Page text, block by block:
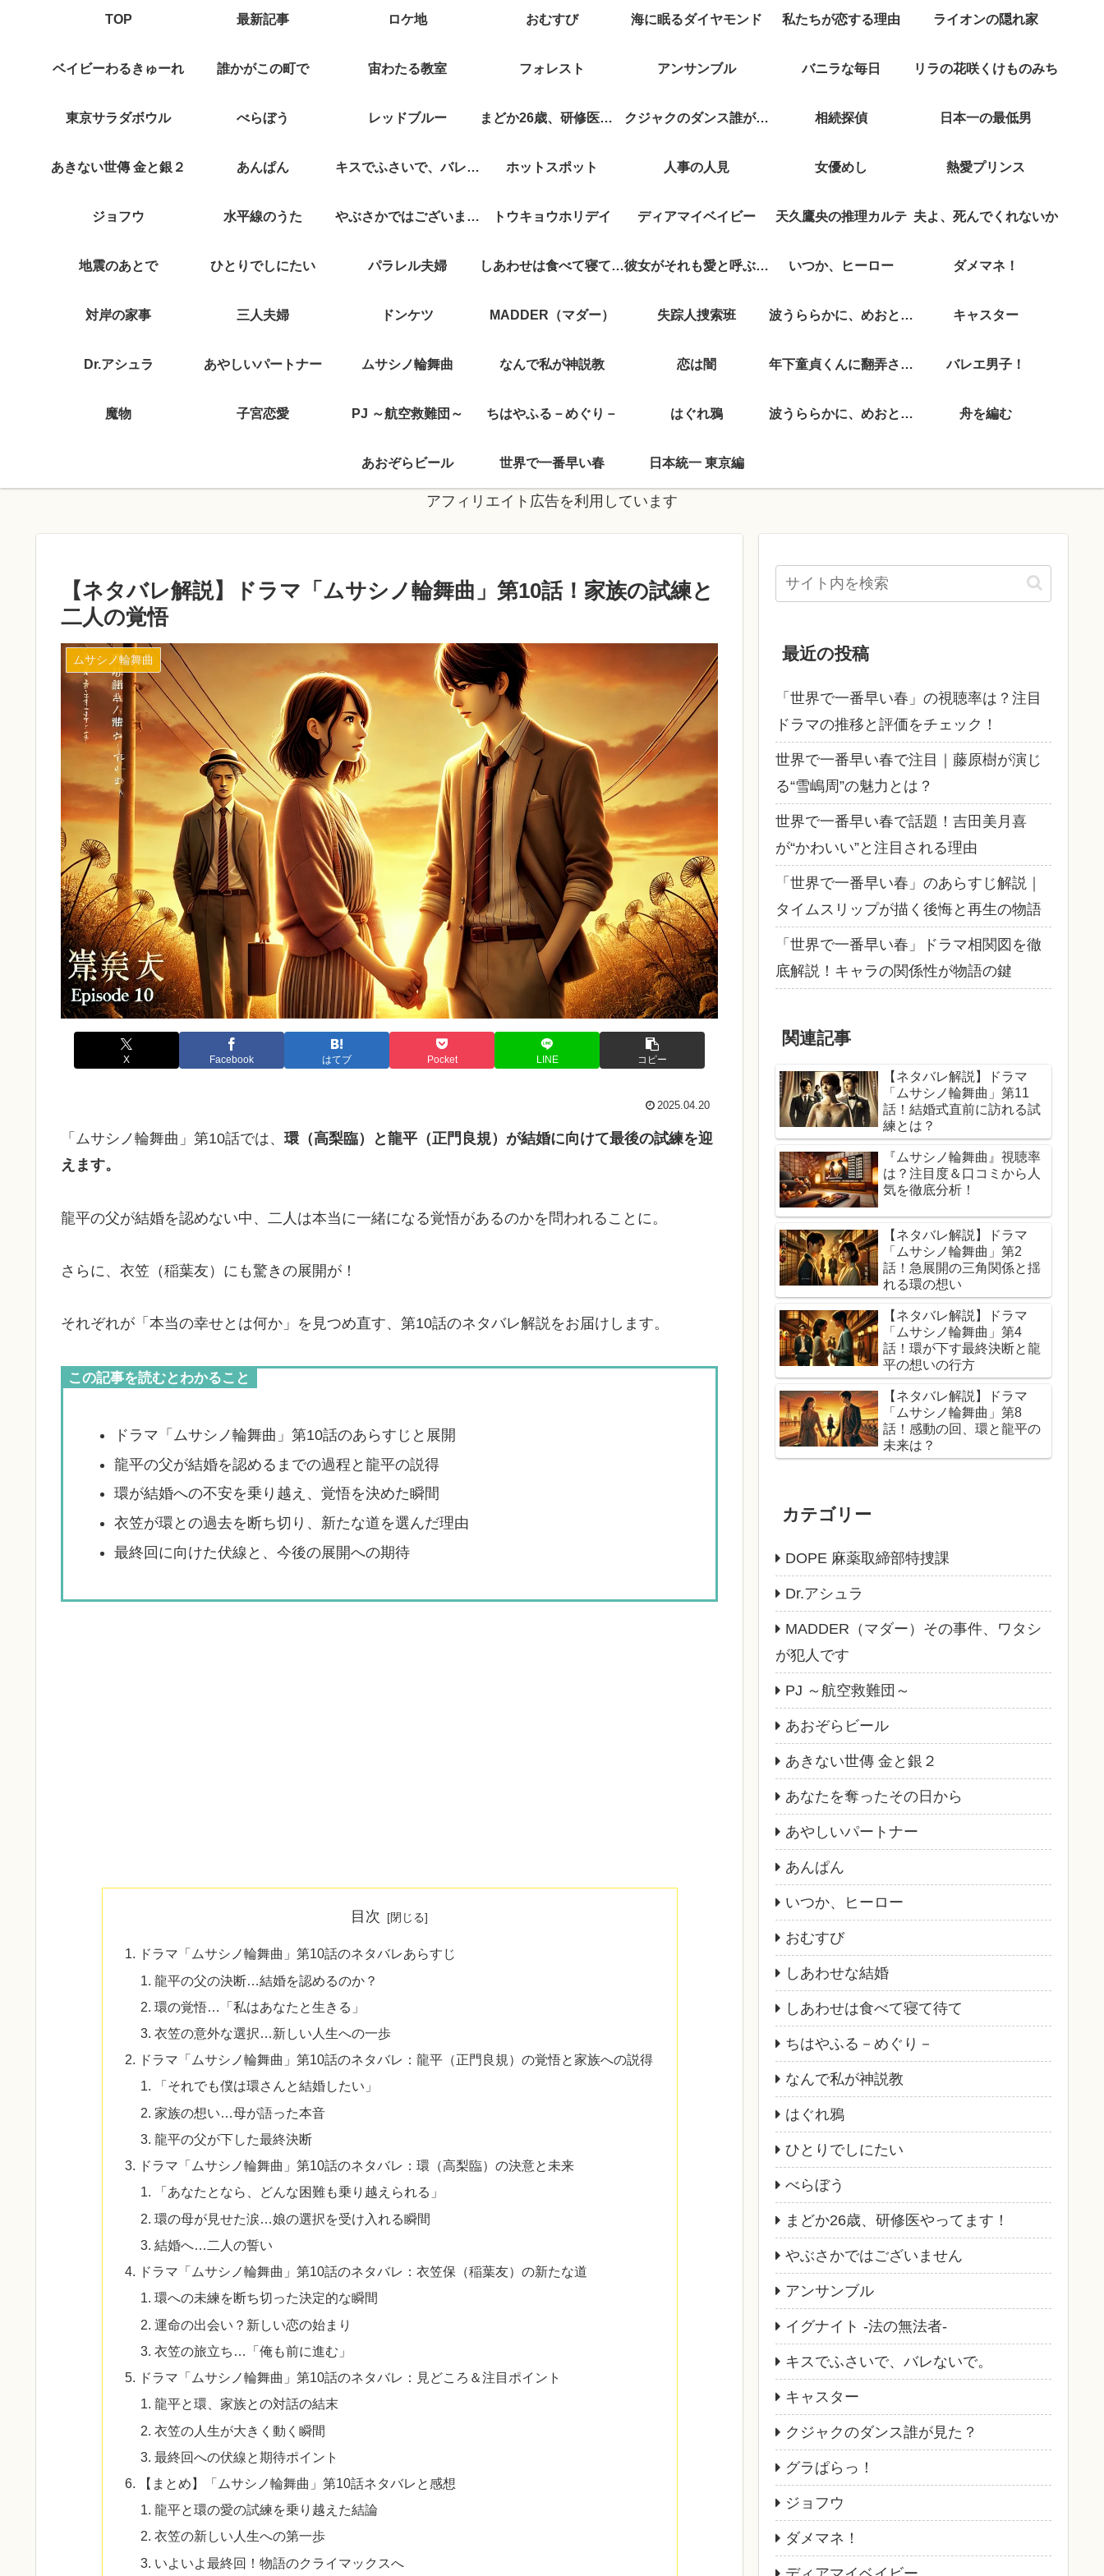
TOP 最新記事 ロケ地 おむすび 海に眠るダイヤモンド 私たちが恋する理由 ライオンの隠れ家
ベイビーわるきゅーれ 誰かがこの町で 宙わたる教室 フォレスト アンサンブル バニラな毎日 リラの花咲くけものみち
東京サラダボウル べらぼう レッドブルー まどか26歳、研修医やってます！ クジャクのダンス誰が見た？ 相続探偵 日本一の最低男
あきない世傳 金と銀２ あんぱん キスでふさいで、バレないで。 ホットスポット 人事の人見 女優めし 熱愛プリンス
ジョフウ 水平線のうた やぶさかではございません トウキョウホリデイ ディアマイベイビー 天久鷹央の推理カルテ 夫よ、死んでくれないか
地震のあとで ひとりでしにたい パラレル夫婦 しあわせは食べて寝て待て 彼女がそれも愛と呼ぶなら いつか、ヒーロー ダメマネ！
対岸の家事 三人夫婦 ドンケツ MADDER（マダー） 失踪人捜索班 波うららかに、めおと日和 キャスター
Dr.アシュラ あやしいパートナー ムサシノ輪舞曲 なんで私が神説教 恋は闇 年下童貞くんに翻弄されてます バレエ男子！
魔物 子宮恋愛 PJ ～航空救難団～ ちはやふる－めぐり－ はぐれ鴉 波うららかに、めおと日和 舟を編む
あおぞらビール 世界で一番早い春 日本統一 東京編
アフィリエイト広告を利用しています
【ネタバレ解説】ドラマ「ムサシノ輪舞曲」第10話！家族の試練と
二人の覚悟
ムサシノ輪舞曲
X Facebook はてブ Pocket LINE コピー
2025.04.20
「ムサシノ輪舞曲」第10話では、 環（高梨臨）と龍平（正門良規）が結婚に向けて最後の試練を迎
えます。
龍平の父が結婚を認めない中、二人は本当に一緒になる覚悟があるのかを問われることに。
さらに、衣笠（稲葉友）にも驚きの展開が！
それぞれが「本当の幸せとは何か」を見つめ直す、第10話のネタバレ解説をお届けします。
この記事を読むとわかること
ドラマ「ムサシノ輪舞曲」第10話のあらすじと展開
龍平の父が結婚を認めるまでの過程と龍平の説得
環が結婚への不安を乗り越え、覚悟を決めた瞬間
衣笠が環との過去を断ち切り、新たな道を選んだ理由
最終回に向けた伏線と、今後の展開への期待
目次
ドラマ「ムサシノ輪舞曲」第10話のネタバレあらすじ
龍平の父の決断…結婚を認めるのか？
環の覚悟…「私はあなたと生きる」
衣笠の意外な選択…新しい人生への一歩
ドラマ「ムサシノ輪舞曲」第10話のネタバレ：龍平（正門良規）の覚悟と家族への説得
「それでも僕は環さんと結婚したい」
家族の想い…母が語った本音
龍平の父が下した最終決断
ドラマ「ムサシノ輪舞曲」第10話のネタバレ：環（高梨臨）の決意と未来
「あなたとなら、どんな困難も乗り越えられる」
環の母が見せた涙…娘の選択を受け入れる瞬間
結婚へ…二人の誓い
ドラマ「ムサシノ輪舞曲」第10話のネタバレ：衣笠保（稲葉友）の新たな道
環への未練を断ち切った決定的な瞬間
運命の出会い？新しい恋の始まり
衣笠の旅立ち…「俺も前に進む」
ドラマ「ムサシノ輪舞曲」第10話のネタバレ：見どころ＆注目ポイント
龍平と環、家族との対話の結末
衣笠の人生が大きく動く瞬間
最終回への伏線と期待ポイント
【まとめ】「ムサシノ輪舞曲」第10話ネタバレと感想
龍平と環の愛の試練を乗り越えた結論
衣笠の新しい人生への第一歩
いよいよ最終回！物語のクライマックスへ
最近の投稿
「世界で一番早い春」の視聴率は？注目
ドラマの推移と評価をチェック！
世界で一番早い春で注目｜藤原樹が演じ
る“雪嶋周”の魅力とは？
世界で一番早い春で話題！吉田美月喜
が“かわいい”と注目される理由
「世界で一番早い春」のあらすじ解説｜
タイムスリップが描く後悔と再生の物語
「世界で一番早い春」ドラマ相関図を徹
底解説！キャラの関係性が物語の鍵
関連記事
【ネタバレ解説】ドラマ
「ムサシノ輪舞曲」第11
話！結婚式直前に訪れる試
練とは？
『ムサシノ輪舞曲』視聴率
は？注目度＆口コミから人
気を徹底分析！
【ネタバレ解説】ドラマ
「ムサシノ輪舞曲」第2
話！急展開の三角関係と揺
れる環の想い
【ネタバレ解説】ドラマ
「ムサシノ輪舞曲」第4
話！環が下す最終決断と龍
平の想いの行方
【ネタバレ解説】ドラマ
「ムサシノ輪舞曲」第8
話！感動の回、環と龍平の
未来は？
カテゴリー
DOPE 麻薬取締部特捜課
Dr.アシュラ
MADDER（マダー）その事件、ワタシ
が犯人です
PJ ～航空救難団～
あおぞらビール
あきない世傳 金と銀２
あなたを奪ったその日から
あやしいパートナー
あんぱん
いつか、ヒーロー
おむすび
しあわせな結婚
しあわせは食べて寝て待て
ちはやふる－めぐり－
なんで私が神説教
はぐれ鴉
ひとりでしにたい
べらぼう
まどか26歳、研修医やってます！
やぶさかではございません
アンサンブル
イグナイト -法の無法者-
キスでふさいで、バレないで。
キャスター
クジャクのダンス誰が見た？
グラぱらっ！
ジョフウ
ダメマネ！